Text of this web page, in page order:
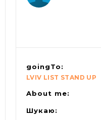
goingTo:
LVIV LIST STAND UP
About me:
Шукаю: